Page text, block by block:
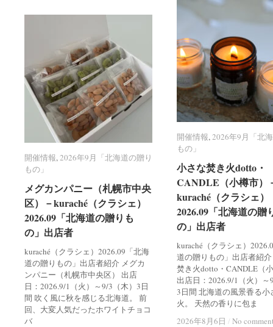
開催情報,2026年9月「北
もの」
小さな焚き火dotto・
CANDLE（小樽市）
kuraché（クラシェ）
2026.09「北海道の贈
の」出店者
kuraché（クラシェ）
道の贈りもの」出店者紹
焚き火dotto・CANDLE（
出店日：2026.9/1（火）～
3日間 北海道の風景香る小
火。 天然の香りに包ま
2026年8月6日 / No
開催情報 2026年9月「北
もの」
小さな焚き火dotto・
CANDLE（小樽市）
kuraché（クラシェ）
2026.09「北海道の贈
の」出店者
2026年8月6日 / No
開催情報,2026年9月「北海道の贈り
もの」
メグカンパニー（札幌市中央
区）－kuraché（クラシェ）
2026.09「北海道の贈りも
の」出店者
kuraché（クラシェ）2026.09「北海
道の贈りもの」出店者紹介 メグカ
ンパニー（札幌市中央区） 出店
日：2026.9/1（火）～9/3（木）3日
間 吹く風に秋を感じる北海道。 前
回、大変人気だったホワイトチョコ
バ
開催情報 2026年9月「北海道の贈り
もの」
メグカンパニー（札幌市中央
区）－kuraché（クラシェ）
2026.09「北海道の贈りも
の」出店者